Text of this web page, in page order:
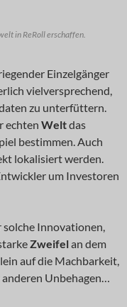
in ReRoll erschaffen.
Einzelgänger
vielversprechend,
zu unterfüttern.
echten Weltdas
bestimmen. Auch
lokalisiert werden.
um Investoren
solche Innovationen,
Zweifelan dem
auf die Machbarkeit,
Unbehagen…